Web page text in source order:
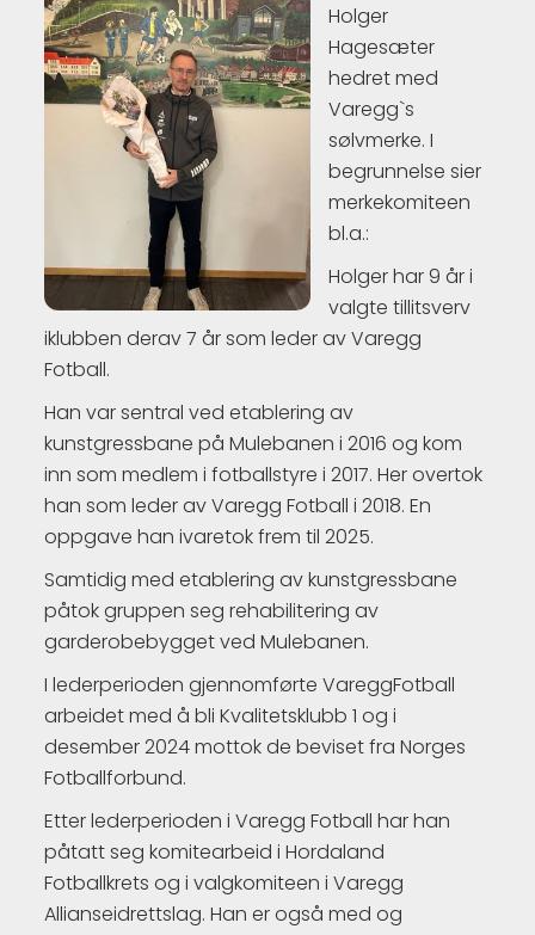
Holger
Hagesæter
hedret med
Varegg`s
sølvmerke. I
begrunnelse sier
merkekomiteen
bl.a.:
Holger har 9 år i
valgte tillitsverv
iklubben derav 7 år som leder av Varegg
Fotball.
Han var sentral ved etablering av
kunstgressbane på Mulebanen i 2016 og kom
inn som medlem i fotballstyre i 2017. Her overtok
han som leder av Varegg Fotball i 2018. En
oppgave han ivaretok frem til 2025.
Samtidig med etablering av kunstgressbane
påtok gruppen seg rehabilitering av
garderobebygget ved Mulebanen.
I lederperioden gjennomførte VareggFotball
arbeidet med å bli Kvalitetsklubb 1 og i
desember 2024 mottok de beviset fra Norges
Fotballforbund.
Etter lederperioden i Varegg Fotball har han
påtatt seg komitearbeid i Hordaland
Fotballkrets og i valgkomiteen i Varegg
Allianseidrettslag. Han er også med og